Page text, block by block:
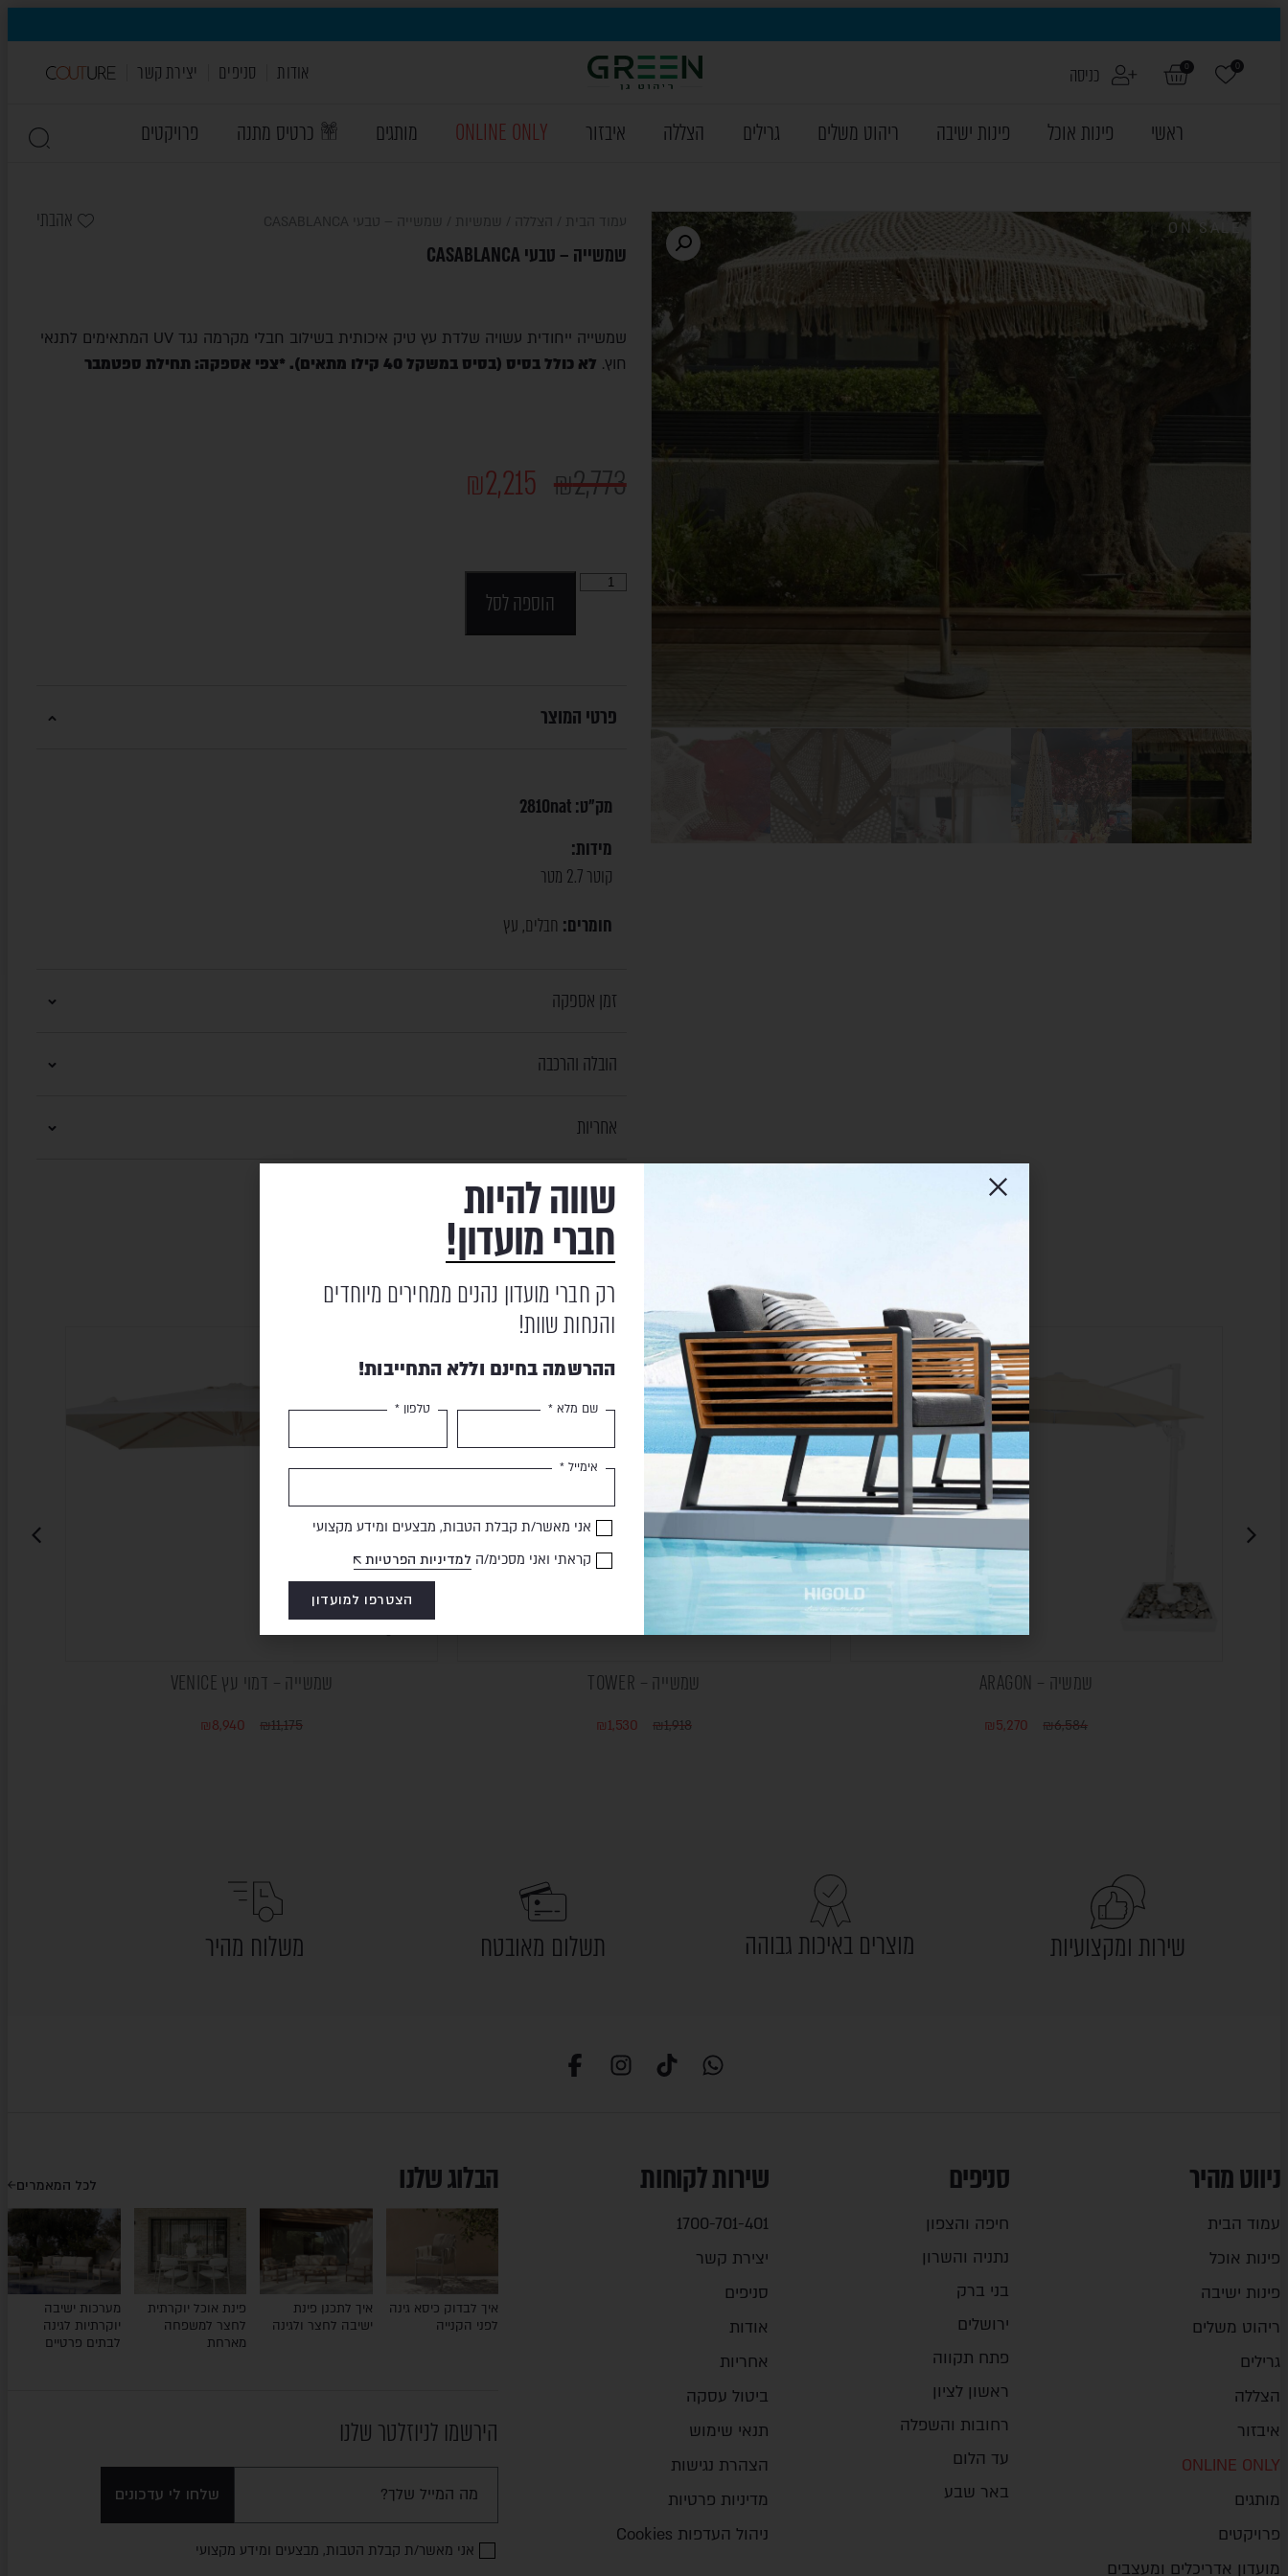
0
0 כניסה אודות סניפים יצירת קשר
ראשי פינות אוכל פינות ישיבה ריהוט משלים גרילים הצללה איבזור ONLINE ONLY מותגים כרטיס מתנה פרויקטים
ON SALE עמוד הבית הצללה שמשיות / שמשייה – טבעי CASABLANCA
אהבתי
שמשייה – טבעי CASABLANCA
שמשייה ייחודית עשויה שלדת עץ טיק איכותית בשילוב חבלי מקרמה נגד UV המתאימים לתנאי
חוץ. לא כולל בסיס (בסיס במשקל 40 קילו מתאים). *צפי אספקה: תחילת ספטמבר
₪2,773
₪2,215
הוספה לסל
פרטי המוצר
מק"ט:2810nat
מידות:
קוטר 2.7 מטר
חומרים: חבלים, עץ
זמן אספקה
הובלה והרכבה
אחריות
מוצרים נוספים שעשויים לעניין אותך
שמשיה – ARAGON
₪6,584
₪5,270
שמשייה – TOWER
₪1,918
₪1,530
שמשייה – דמוי עץ VENICE
₪11,175
₪8,940
שירות ומקצועיות מוצרים באיכות גבוהה תשלום מאובטח משלוח מהיר
ניווט מהיר
עמוד הבית
פינות אוכל
פינות ישיבה
ריהוט משלים
גרילים
הצללה
איבזור
ONLINE ONLY
מותגים
פרויקטים
מועדון אדריכלים ומעצבים
סניפים
חיפה והצפון
נתניה והשרון
בני ברק
ירושלים
פתח תקווה
ראשון לציון
רחובות והשפלה
עד הלום
באר שבע
שירות לקוחות
1700-701-401
יצירת קשר
סניפים
אודות
אחריות
ביטול עסקה
תנאי שימוש
הצהרת נגישות
מדיניות פרטיות
ניהול העדפות Cookies
הבלוג שלנו לכל המאמרים
איך לבדוק כיסא גינה
לפני הקנייה
איך לתכנן פינת
ישיבה לחצר ולגינה
פינת אוכל יוקרתית
לחצר למשפחה
מארחת
מערכות ישיבה
יוקרתיות לגינה
לבתים פרטיים
הירשמו לניוזלטר שלנו
אני מאשר/ת קבלת הטבות, מבצעים ומידע מקצועי
שלחו לי עדכונים
שווה להיות
חברי מועדון!
רק חברי מועדון נהנים ממחירים מיוחדים
והנחות שוות!
ההרשמה בחינם וללא התחייבות!
שם מלא * טלפון *
אימייל *
אני מאשר/ת קבלת הטבות, מבצעים ומידע מקצועי
קראתי ואני מסכימ/ה למדיניות הפרטיות
הצטרפו למועדון